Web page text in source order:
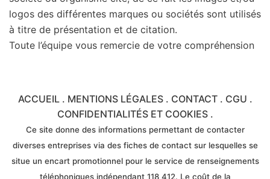
logos des différentes marques ou sociétés sont utilisés
à titre de présentation et de citation.
Toute l’équipe vous remercie de votre compréhension
ACCUEIL. MENTIONS LÉGALES. CONTACT. CGU .
CONFIDENTIALITÉS ET COOKIES.
Ce site donne des informations permettant de contacter
diverses entreprises via des fiches de contact sur lesquelles se
situe un encart promotionnel pour le service de renseignements
téléphoniques indépendant 118 412. Le coût de la